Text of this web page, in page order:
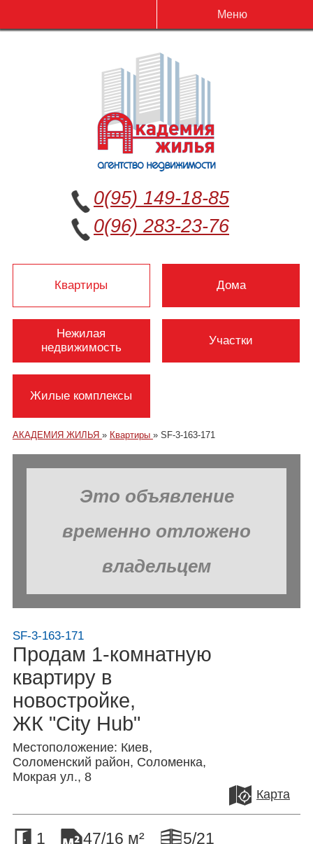
Меню
0(95) 149-18-85
0(96) 283-23-76
Квартиры Дома
Нежилая
недвижимость
Участки
Жилые комплексы
АКАДЕМИЯ ЖИЛЬЯ » Квартиры » SF-3-163-171
Это объявление
временно отложено
владельцем
SF-3-163-171
Продам 1-комнатную
квартиру в
новостройке,
ЖК "City Hub"
Местоположение: Киев,
Соломенский район, Соломенка,
Мокрая ул., 8
Карта
1 47/16 м²
5/21